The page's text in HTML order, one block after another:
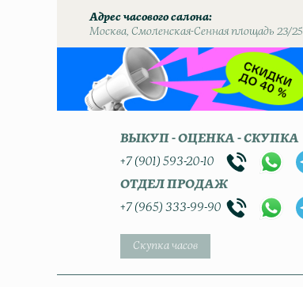
Адрес часового салона
Москва, Смоленская-Сенная площадь 23/25
ВЫКУП - ОЦЕНКА - СКУПКА
+7 (901) 593-20-10
ОТДЕЛ ПРОДАЖ
+7 (965) 333-99-90
Скупка часов